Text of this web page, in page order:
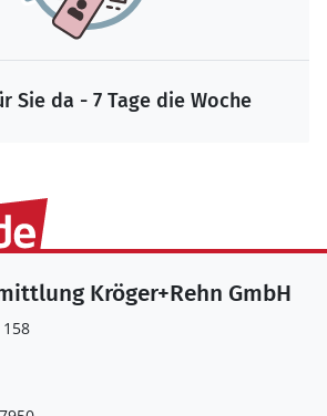
Sie da - 7 Tage die Woche
Kröger+Rehn GmbH